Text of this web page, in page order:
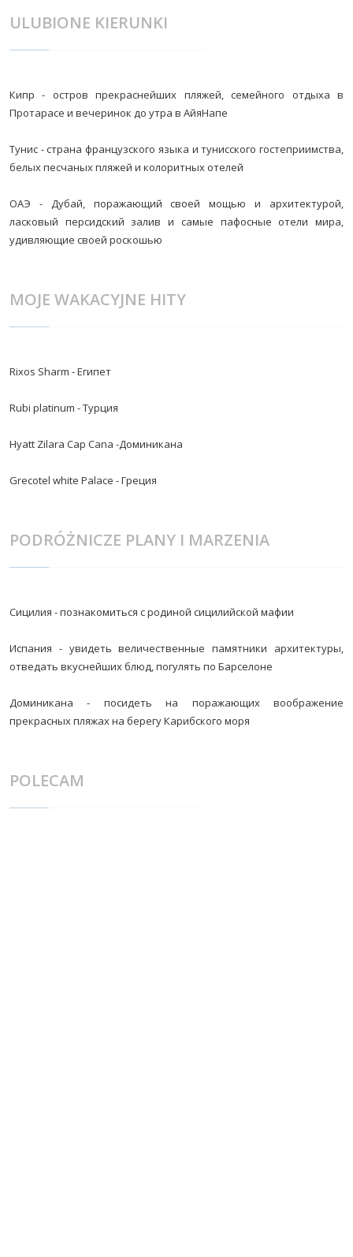
ULUBIONE KIERUNKI
Кипр - остров прекраснейших пляжей, семейного отдыха в
Протарасе и вечеринок до утра в АйяНапе
Тунис - страна французского языка и тунисского гостеприимства,
белых песчаных пляжей и колоритных отелей
ОАЭ - Дубай, поражающий своей мощью и архитектурой,
ласковый персидский залив и самые пафосные отели мира,
удивляющие своей роскошью
MOJE WAKACYJNE HITY
Rixos Sharm - Египет
Rubi platinum - Турция
Hyatt Zilara Cap Cana -Доминикана
Grecotel white Palace - Греция
PODRÓŻNICZE PLANY I MARZENIA
Сицилия - познакомиться с родиной сицилийской мафии
Испания - увидеть величественные памятники архитектуры,
отведать вкуснейших блюд, погулять по Барселоне
Доминикана - посидеть на поражающих воображение
прекрасных пляжах на берегу Карибского моря
POLECAM